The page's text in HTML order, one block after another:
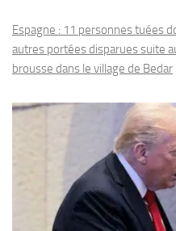
Espagne : 11 personnes tuées
autres portées disparues suite
brousse dans le village de Bedar